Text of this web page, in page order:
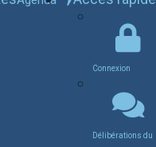
Connexion
Délibérations du